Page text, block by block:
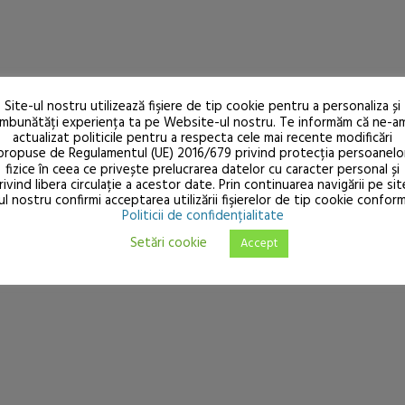
Site-ul nostru utilizează fişiere de tip cookie pentru a personaliza și
experiența ta pe Website-ul nostru. Te informăm că ne-
actualizat politicile pentru a respecta cele mai recente modificări
de Regulamentul (UE) 2016/679 privind protecția
fizice în ceea ce privește prelucrarea datelor cu caracter personal și
libera circulație a acestor date. Prin continuarea navigării pe
nostru confirmi acceptarea utilizării fişierelor de tip cookie conform
Politicii de confidențialitate
Setări cookie
Accept